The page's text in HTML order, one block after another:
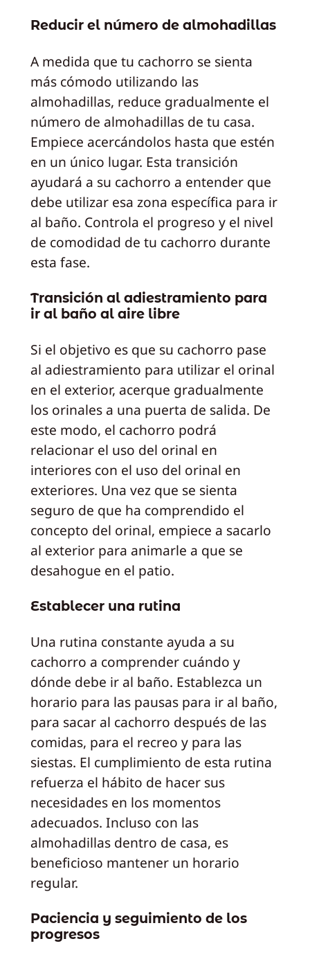
Reducir el número de almohadillas
A medida que tu cachorro se sienta
más cómodo utilizando las
almohadillas, reduce gradualmente el
número de almohadillas de tu casa.
Empiece acercándolos hasta que estén
en un único lugar. Esta transición
ayudará a su cachorro a entender que
debe utilizar esa zona específica para ir
al baño. Controla el progreso y el nivel
de comodidad de tu cachorro durante
esta fase.
Transición al adiestramiento para
ir al baño al aire libre
Si el objetivo es que su cachorro pase
al adiestramiento para utilizar el orinal
en el exterior, acerque gradualmente
los orinales a una puerta de salida. De
este modo, el cachorro podrá
relacionar el uso del orinal en
interiores con el uso del orinal en
exteriores. Una vez que se sienta
seguro de que ha comprendido el
concepto del orinal, empiece a sacarlo
al exterior para animarle a que se
desahogue en el patio.
Establecer una rutina
Una rutina constante ayuda a su
cachorro a comprender cuándo y
dónde debe ir al baño. Establezca un
horario para las pausas para ir al baño,
para sacar al cachorro después de las
comidas, para el recreo y para las
siestas. El cumplimiento de esta rutina
refuerza el hábito de hacer sus
necesidades en los momentos
adecuados. Incluso con las
almohadillas dentro de casa, es
beneficioso mantener un horario
regular.
Paciencia y seguimiento de los
progresos